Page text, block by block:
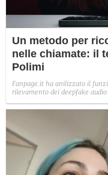
Un metodo per
nelle chiamate: il
Polimi
Fanpage.it ha anilizzato il
rilevamento dei deepfake
veniva riconosciuto come tale.